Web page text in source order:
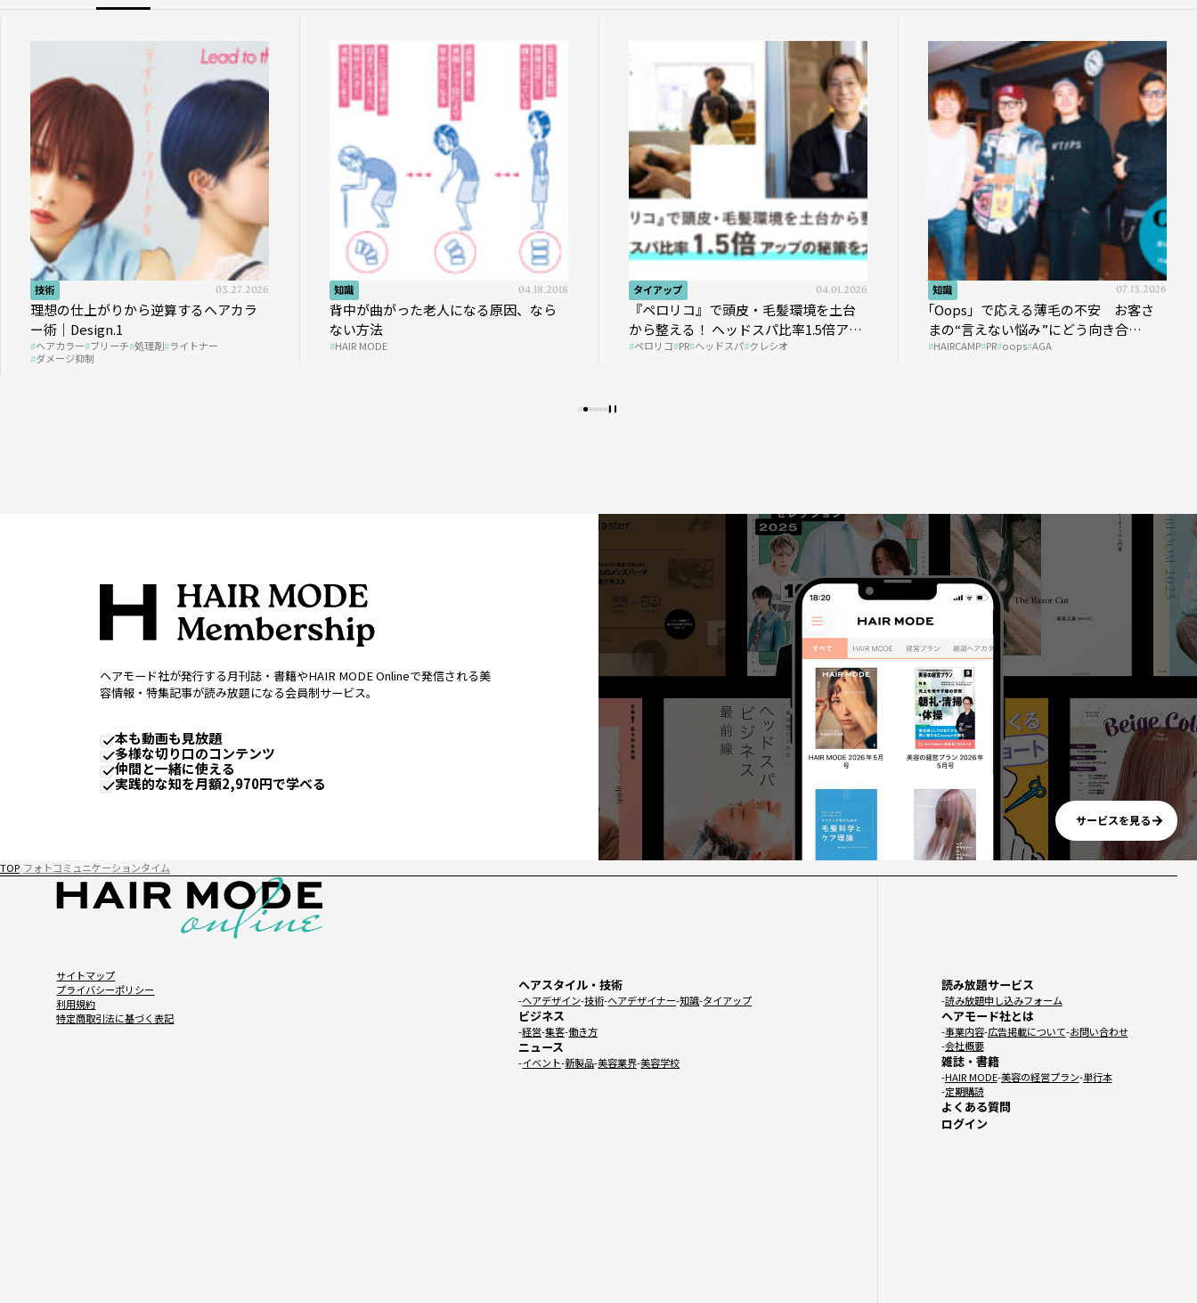
技術 03.27.2026
理想の仕上がりから逆算するヘアカラ
ー術｜Design.1
ヘアカラー ブリーチ 処理剤 ライトナー
ダメージ抑制
知識 04.18.2018
背中が曲がった老人になる原因、なら
ない方法
HAIR MODE
タイアップ 04.01.2026
『ペロリコ』で頭皮・毛髪環境を土台
から整える！ ヘッドスパ比率1.5倍アッ
プの秘策を大公開
ペロリコ PR ヘッドスパ クレシオ
知識 07.13.2026
｢Oops」で応える薄毛の不安 お客さ
まの“言えない悩み”にどう向き合
う？ ＃01
HAIRCAMP PR oops AGA
ヘアモード社が発行する月刊誌・書籍やHAIR MODE Onlineで発信される美
容情報・特集記事が読み放題になる会員制サービス。
本も動画も見放題
多様な切り口のコンテンツ
仲間と一緒に使える
実践的な知を月額2,970円で学べる
サービスを見る
TOP フォトコミュニケーションタイム
サイトマップ
プライバシーポリシー
利用規約
特定商取引法に基づく表記
ヘアスタイル・技術
ヘアデザイン 技術 ヘアデザイナー 知識 タイアップ
ビジネス
経営 集客 働き方
ニュース
イベント 新製品 美容業界 美容学校
読み放題サービス
読み放題申し込みフォーム
ヘアモード社とは
事業内容 広告掲載について お問い合わせ
会社概要
雑誌・書籍
HAIR MODE 美容の経営プラン 単行本
定期購読
よくある質問
ログイン